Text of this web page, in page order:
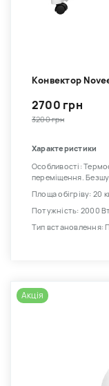
Kонвектор
2700 грн
3200 грн
Характеристики
Особливості:
переміщення.
Площа обігріву: 20
Потужність: 2000
Тип встановлення:
Акція